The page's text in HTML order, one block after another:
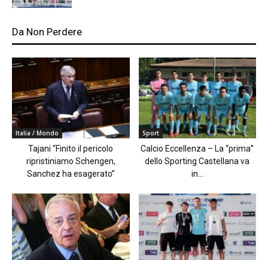
Da Non Perdere
Italia / Mondo
Tajani “Finito il pericolo
ripristiniamo Schengen,
Sanchez ha esagerato”
Sport
Calcio Eccellenza – La “prima”
dello Sporting Castellana va
in...